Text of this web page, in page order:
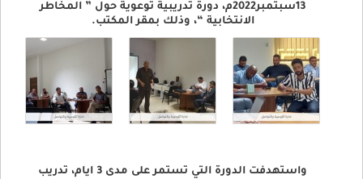
13سبتمبر2022م، دورة تدريبية توعوية حول ” المخاطر
الانتخابية “، وذلك بمقر المكتب.
واستهدفت الدورة التي تستمر على مدى 3 ايام، تدريب